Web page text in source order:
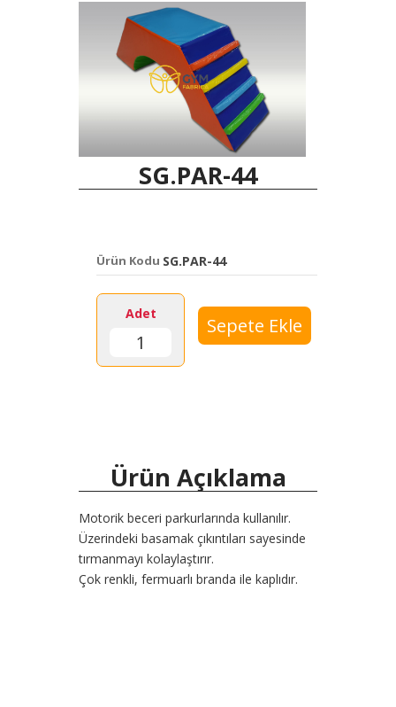
SG.PAR-44
Ürün Kodu SG.PAR-44
Adet
Ürün Açıklama
Motorik beceri parkurlarında kullanılır.
Üzerindeki basamak çıkıntıları sayesinde
tırmanmayı kolaylaştırır.
Çok renkli, fermuarlı branda ile kaplıdır.